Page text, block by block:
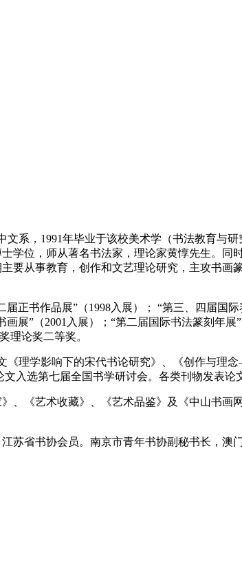
系，1991年毕业于该校美术学（书法教育与研
学位，师从著名书法家，理论家黄惇先生。同
从事教育，创作和文艺理论研究，主攻书画
正书作品展”（1998入展）； “第三、四届国
展”（2001入展）；“第二届国际书法篆刻年展
理论奖二等奖。
理学影响下的宋代书论研究》、《创作与理
入选第七届全国书学研讨会。各类刊物发表论
《艺术收藏》、《艺术品鉴》及《中山书画
省书协会员。南京市青年书协副秘书长，澳